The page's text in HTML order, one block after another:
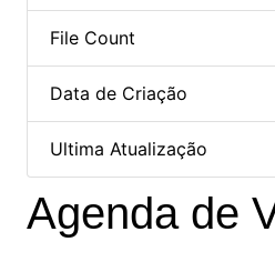
File Count
Data de Criação
Ultima Atualização
Agenda de